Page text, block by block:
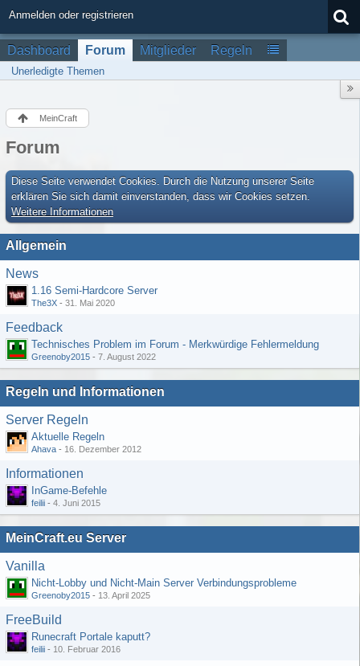
Anmelden oder registrieren
Dashboard Forum Mitglieder Regeln
Unerledigte Themen
MeinCraft
Forum
Diese Seite verwendet Cookies. Durch die Nutzung unserer Seite
erklären Sie sich damit einverstanden, dass wir Cookies setzen.
Weitere Informationen
Allgemein
News
1.16 Semi-Hardcore Server
The3X - 31. Mai 2020
Feedback
Technisches Problem im Forum - Merkwürdige Fehlermeldung
Greenoby2015 - 7. August 2022
Regeln und Informationen
Server Regeln
Aktuelle Regeln
Ahava - 16. Dezember 2012
Informationen
InGame-Befehle
feilii - 4. Juni 2015
MeinCraft.eu Server
Vanilla
Nicht-Lobby und Nicht-Main Server Verbindungsprobleme
Greenoby2015 - 13. April 2025
FreeBuild
Runecraft Portale kaputt?
feilii - 10. Februar 2016